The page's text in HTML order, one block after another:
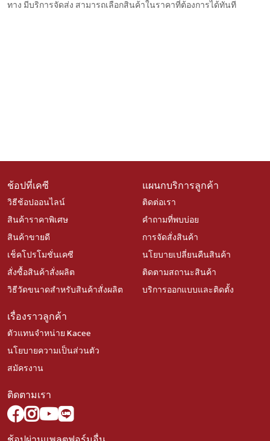
ทาง มีบริการจัดส่ง สามารถเลือกสินค้าในราคาที่ต้องการได้ทันที
ช้อปที่เคซี
วิธีช้อปออนไลน์
สินค้าราคาพิเศษ
สินค้าขายดี
เช็คโปรโมชั่นเคซี
สั่งซื้อสินค้าสั่งผลิต
วิธีวัดขนาดสำหรับสินค้าสั่งผลิต
แผนกบริการลูกค้า
ติดต่อเรา
คำถามที่พบบ่อย
การจัดสั่งสินค้า
นโยบายเปลี่ยนคืนสินค้า
ติดตามสถานะสินค้า
บริการออกแบบและติดตั้ง
เรื่องราวลูกค้า
ตัวแทนจำหน่าย Kacee
นโยบายความเป็นส่วนตัว
สมัครงาน
ติดตามเรา